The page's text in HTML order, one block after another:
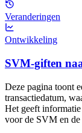
Veranderingen
Ontwikkeling
SVM-giften
Deze pagina toont
transactiedatum,
Het geeft
voor de SVM en de